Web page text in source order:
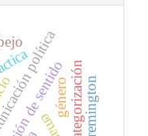
políticacategorizaciónuniremington
género